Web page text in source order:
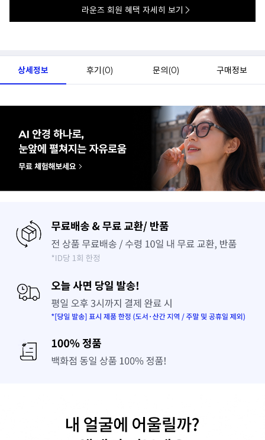
라운즈 회원 혜택 자세히 보기
상세정보 후기(0) 문의(0) 구매정보